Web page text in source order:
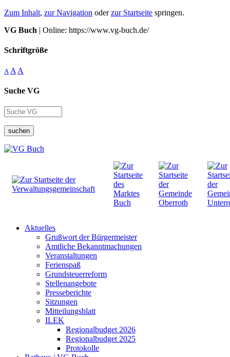
Zum Inhalt, zur Navigation oderzur Startseite springen.
VG Buch | Online: https://www.vg-buch.de/
Schriftgröße
A A A
Suche VG
suchen
Aktuelles
Grußwort der Bürgermeister
Amtliche Bekanntmachungen
Veranstaltungen
Ferienspaß
Grundsteuerreform
Stellenangebote
Presseberichte
Sitzungen
Mitteilungsblatt
ILEK
Regionalbudget 2026
Regionalbudget 2025
Protokolle